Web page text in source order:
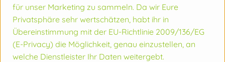
Für 4 Portionen
Für die Suppe:
125 g Kartoffeln
1/2 Hokkaido-Kürbis (300g)
für unser Marketing zu sammeln. Da wir Eure
Privatsphäre sehr wertschätzen, habt ihr in
Übereinstimmung mit der EU-Richtlinie 2009/136/EG
(E-Privacy) die Möglichkeit, genau einzustellen, an
welche Dienstleister Ihr Daten weitergebt.